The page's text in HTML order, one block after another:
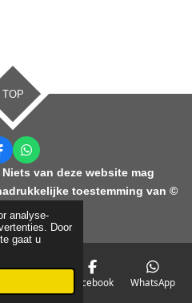
analyse-
Door
gaat u
TOP
W
h
a
t
s
A
p
p
van deze website mag
toestemming van ©
Facebook WhatsApp